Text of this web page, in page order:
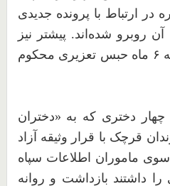
ارتباط با پرونده جدیدی
روبرو شده‌اند. پیشتر نیز
۶ ماه حبس تعزیری محکوم
دختری که به «دختران
۲۶ مرداد ماه از زندان قرچک با قرار وثیقه آزاد
دوشنبه ۲۱ مرداد ماه از سوی ماموران اطلاعات سپاه
داشتند بازداشت و روانه